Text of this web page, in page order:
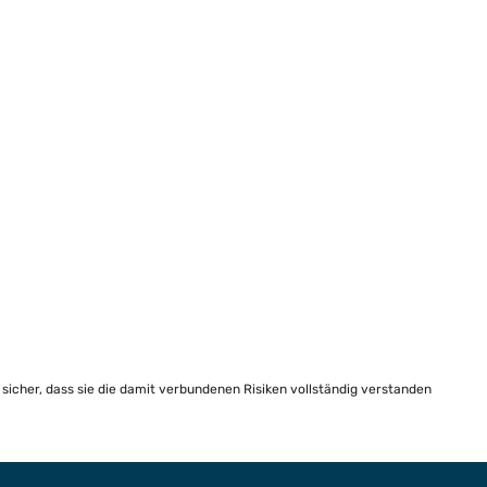
dass sie die damit verbundenen Risiken vollständig verstanden